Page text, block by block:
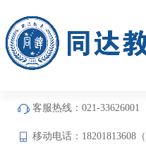
客服热线：021-33626001
移动电话：18201813608